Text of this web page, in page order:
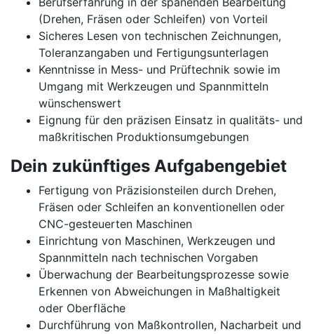
(Drehen, Fräsen oder Schleifen) von Vorteil
Sicheres Lesen von technischen Zeichnungen,
Toleranzangaben und Fertigungsunterlagen
Kenntnisse in Mess- und Prüftechnik sowie im
Umgang mit Werkzeugen und Spannmitteln
wünschenswert
Eignung für den präzisen Einsatz in qualitäts- und
maßkritischen Produktionsumgebungen
Dein zukünftiges Aufgabengebiet
Fertigung von Präzisionsteilen durch Drehen,
Fräsen oder Schleifen an konventionellen oder
CNC-gesteuerten Maschinen
Einrichtung von Maschinen, Werkzeugen und
Spannmitteln nach technischen Vorgaben
Überwachung der Bearbeitungsprozesse sowie
Erkennen von Abweichungen in Maßhaltigkeit
oder Oberfläche
Durchführung von Maßkontrollen, Nacharbeit und